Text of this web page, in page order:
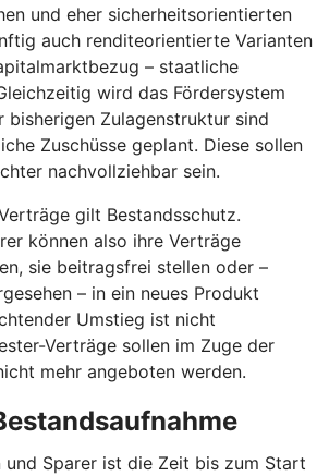
und eher sicherheitsorientierten
auch renditeorientierte Varianten
– staatliche
wird das Fördersystem
Zulagenstruktur sind
Zuschüsse geplant. Diese sollen
nachvollziehbar sein.
gilt Bestandsschutz.
können also ihre Verträge
sie beitragsfrei stellen oder –
– in ein neues Produkt
Umstieg ist nicht
Verträge sollen im Zuge der
mehr angeboten werden.
und Sparer ist die Zeit bis zum Start